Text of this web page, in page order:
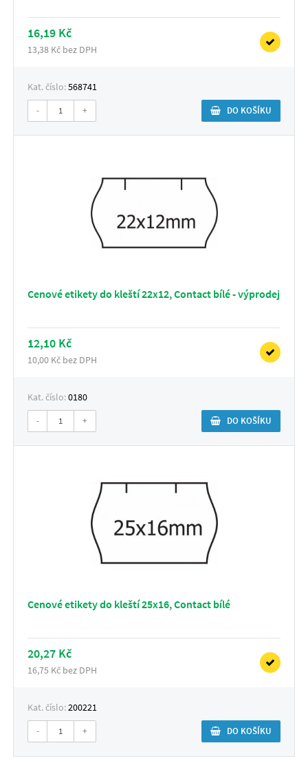
16,19 Kč
13,38 Kč bez DPH
Kat. číslo:568741
- + DO KOŠÍKU
Cenové etikety do kleští 22x12, Contact bílé - výprodej
12,10 Kč
10,00 Kč bez DPH
Kat. číslo:0180
- + DO KOŠÍKU
Cenové etikety do kleští 25x16, Contact bílé
20,27 Kč
16,75 Kč bez DPH
Kat. číslo:200221
- + DO KOŠÍKU